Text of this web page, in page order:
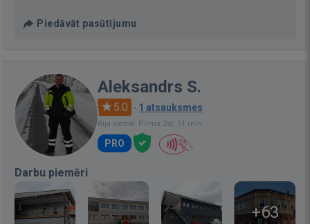
Piedāvāt pasūtījumu
Aleksandrs S.
5.0 · 1 atsauksmes
Bija vietnē: Pirms 2st. 51 min.
PRO
Darbu piemēri
+63